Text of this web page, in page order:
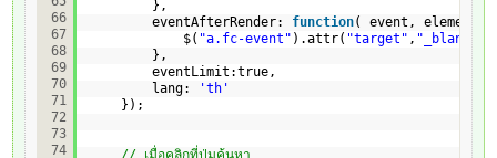
66
67
68
69
70
71
72
73
74
},
eventAfterRender: function( event,
$( "a.fc-event" ).attr( "target" , "_blank"
},
eventLimit:true,
lang:
'th'
});
// เมื่อคลิกที่ปุ่มค้นหา